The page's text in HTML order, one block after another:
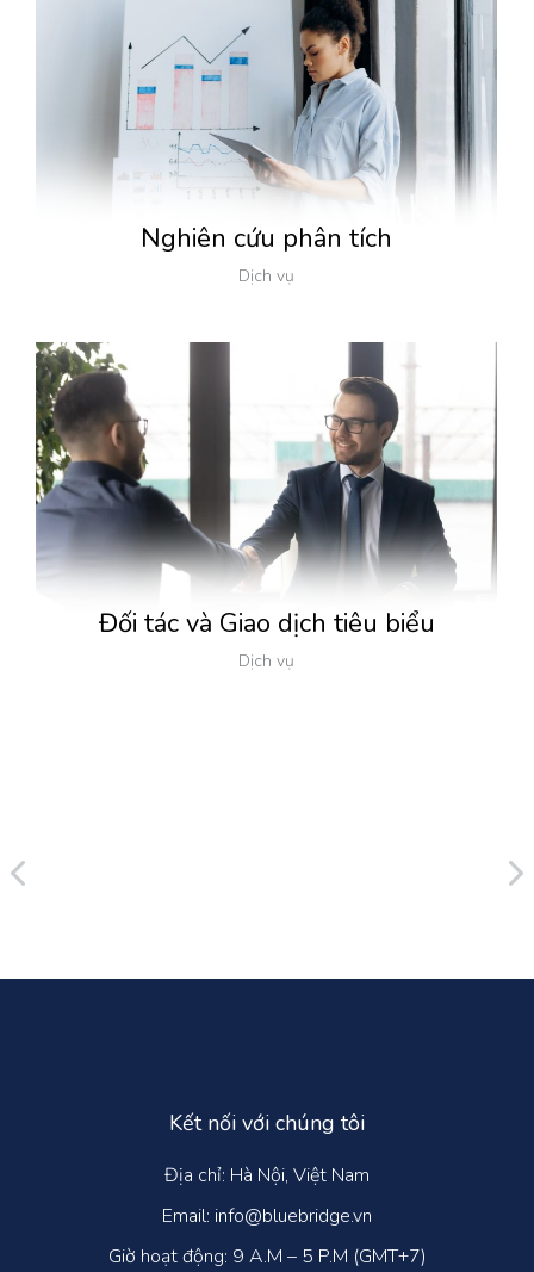
Nghiên cứu phân tích
Dịch vụ
Đối tác và Giao dịch tiêu biểu
Dịch vụ
Kết nối với chúng tôi
Địa chỉ: Hà Nội, Việt Nam
Email: info@bluebridge.vn
Giờ hoạt động: 9 A.M – 5 P.M (GMT+7)